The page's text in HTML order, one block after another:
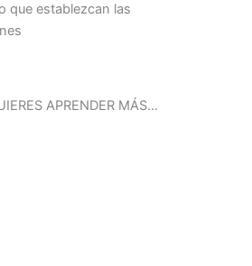
que establezcan las
APRENDER MÁS…